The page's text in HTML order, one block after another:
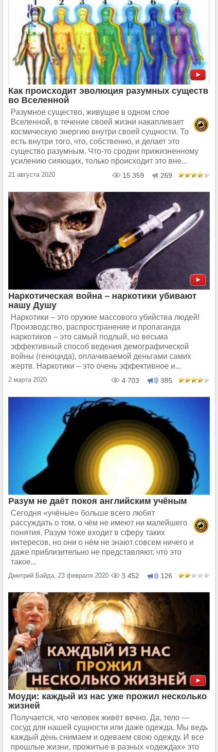
Как происходит эволюция разумных существ
во Вселенной
Разумное существо, живущее в одном слое
Вселенной, в течение своей жизни накапливает
космическую энергию внутри своей сущности. То
есть внутри того, что, собственно, и делает это
существо разумным. Что-то сродни прижизненному
усилению сияющих, только происходит это вне...
21 августа 2020 15 359 269
Наркотическая война – наркотики убивают
нашу Душу
Наркотики – это оружие массового убийства людей!
Производство, распространение и пропаганда
наркотиков – это самый подлый, но весьма
эффективный способ ведения демографической
войны (геноцида), оплачиваемой деньгами самих
жертв. Наркотики – это очень эффективное и...
2 марта 2020 4 703 385
Разум не даёт покоя английским учёным
Сегодня «учёные» больше всего любят
рассуждать о том, о чём не имеют ни малейшего
понятия. Разум тоже входит в сферу таких
интересов, но они о нём не знают совсем ничего и
даже приблизительно не представляют, что это
такое...
Дмитрий Байда, 23 февраля 2020 3 452 126
Моуди: каждый из нас уже прожил несколько
жизней
Получается, что человек живёт вечно. Да, тело —
сосуд для нашей сущности или даже одежда. Мы ведь
каждый день снимаем и одеваем свою одежду. И все
прошлые жизни, прожитые в разных «одеждах» это